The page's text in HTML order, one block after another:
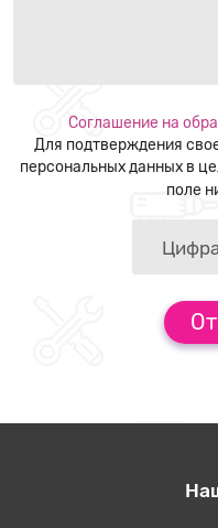
Соглашение на
Для подтверждения
персональных данных в
поле